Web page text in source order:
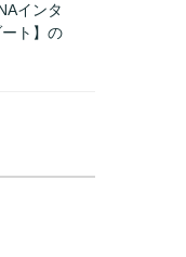
インタ
ト】の